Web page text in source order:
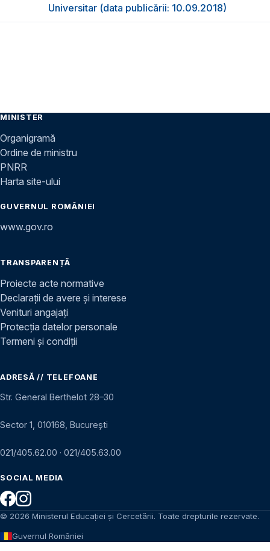
Universitar (data publicării: 10.09.2018)
MINISTER
Organigramă
Ordine de ministru
PNRR
Harta site-ului
GUVERNUL ROMÂNIEI
www.gov.ro
TRANSPARENȚĂ
Proiecte acte normative
Declarații de avere și interese
Venituri angajați
Protecția datelor personale
Termeni și condiții
ADRESĂ // TELEFOANE
Str. General Berthelot 28–30
Sector 1, 010168, București
021/405.62.00 · 021/405.63.00
SOCIAL MEDIA
© 2026 Ministerul Educației și Cercetării. Toate drepturile rezervate.
Guvernul României